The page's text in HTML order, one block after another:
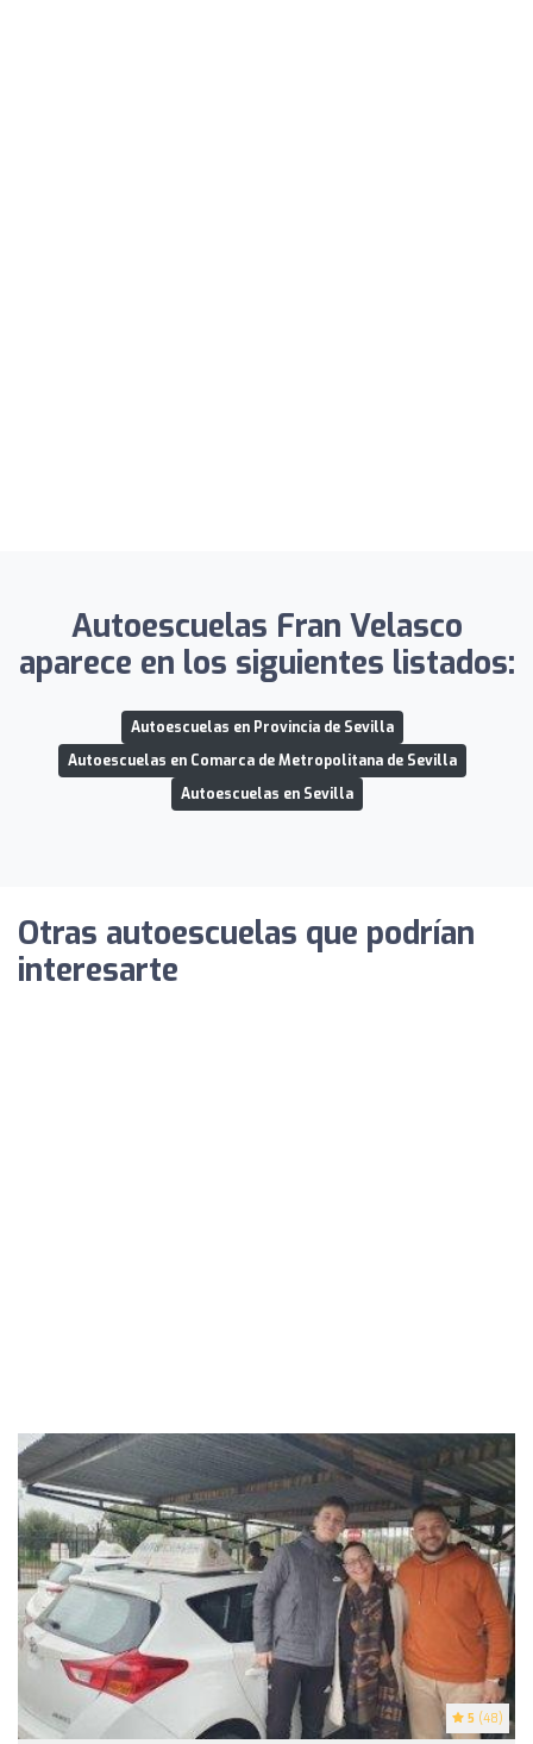
Autoescuelas Fran Velasco
aparece en los siguientes listados:
Autoescuelas en Provincia de Sevilla
Autoescuelas en Comarca de Metropolitana de Sevilla
Autoescuelas en Sevilla
Otras autoescuelas que podrían
interesarte
5 (48)